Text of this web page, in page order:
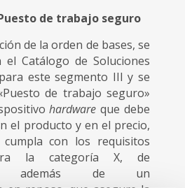
de trabajo seguro
de la orden de bases, se
el Catálogo de Soluciones
este segmento III y se
de trabajo seguro»
hardware que debe
el producto y en el precio,
con los requisitos
la categoría X, de
además de un